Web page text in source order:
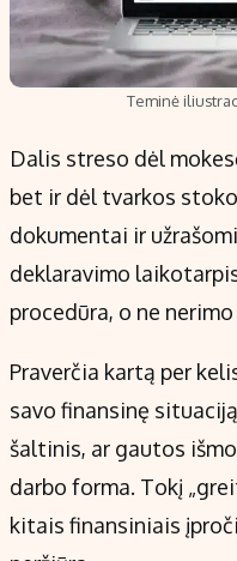
Teminė
Dalis streso dėl
bet ir dėl tvarkos
dokumentai ir
deklaravimo
procedūra, o ne
Praverčia kartą per
savo finansinę
šaltinis, ar gautos
darbo forma. Tokį
kitais finansiniais